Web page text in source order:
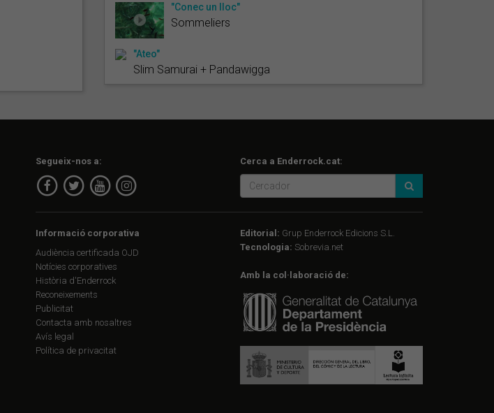
"Conec un lloc"
Sommeliers
"Ateo"
Slim Samurai + Pandawigga
Segueix-nos a: Cerca a Enderrock.cat:
Informació corporativa
Audiència certificada OJD
Notícies corporatives
Història d'Enderrock
Reconeixements
Publicitat
Contacta amb nosaltres
Avís legal
Política de privacitat
Editorial: Grup Enderrock Edicions S.L.
Tecnologia: Sobrevia.net
Amb la col·laboració de: